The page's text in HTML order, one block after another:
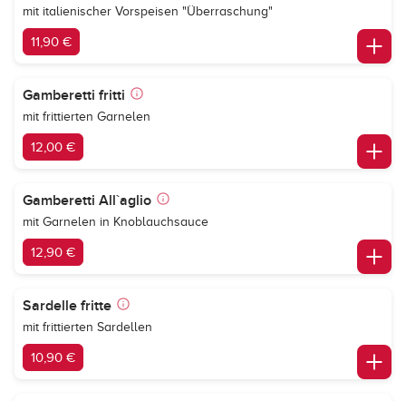
mit italienischer Vorspeisen "Überraschung"
11,90 €
Gamberetti fritti
mit frittierten Garnelen
12,00 €
Gamberetti All`aglio
mit Garnelen in Knoblauchsauce
12,90 €
Sardelle fritte
mit frittierten Sardellen
10,90 €